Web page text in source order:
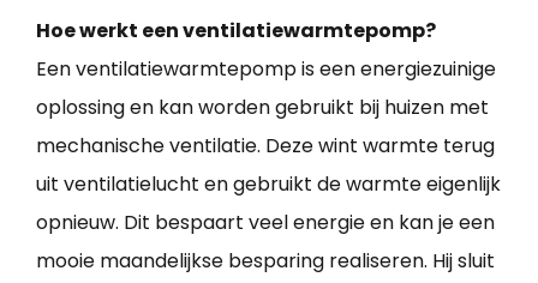
Hoe werkt een ventilatiewarmtepomp?
Een ventilatiewarmtepomp is een energiezuinige
oplossing en kan worden gebruikt bij huizen met
mechanische ventilatie. Deze wint warmte terug
uit ventilatielucht en gebruikt de warmte eigenlijk
opnieuw. Dit bespaart veel energie en kan je een
mooie maandelijkse besparing realiseren. Hij sluit